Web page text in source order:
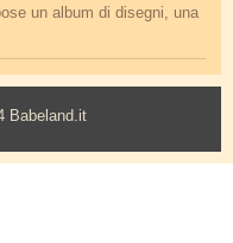
un album di disegni, una
Babeland.it